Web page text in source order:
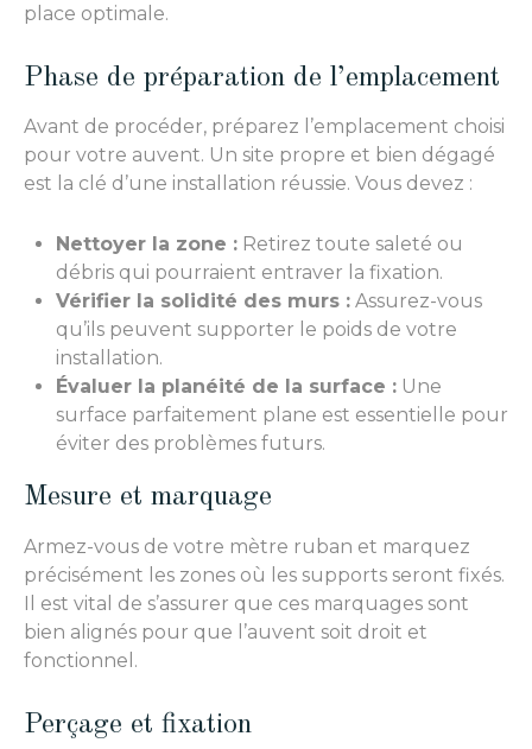
place optimale.
Phase de préparation de l’emplacement
Avant de procéder, préparez l’emplacement choisi
pour votre auvent. Un site propre et bien dégagé
est la clé d’une installation réussie. Vous devez :
Nettoyer la zone : Retirez toute saleté ou
débris qui pourraient entraver la fixation.
Vérifier la solidité des murs : Assurez-vous
qu’ils peuvent supporter le poids de votre
installation.
Évaluer la planéité de la surface : Une
surface parfaitement plane est essentielle pour
éviter des problèmes futurs.
Mesure et marquage
Armez-vous de votre mètre ruban et marquez
précisément les zones où les supports seront fixés.
Il est vital de s’assurer que ces marquages sont
bien alignés pour que l’auvent soit droit et
fonctionnel.
Perçage et fixation